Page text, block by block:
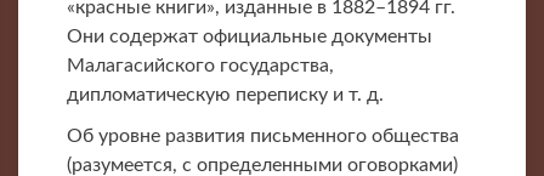
«красные книги», изданные в 1882–1894 гг.
Они содержат официальные документы
Малагасийского государства,
дипломатическую переписку и т. д.
Об уровне развития письменного общества
(разумеется, с определенными оговорками)